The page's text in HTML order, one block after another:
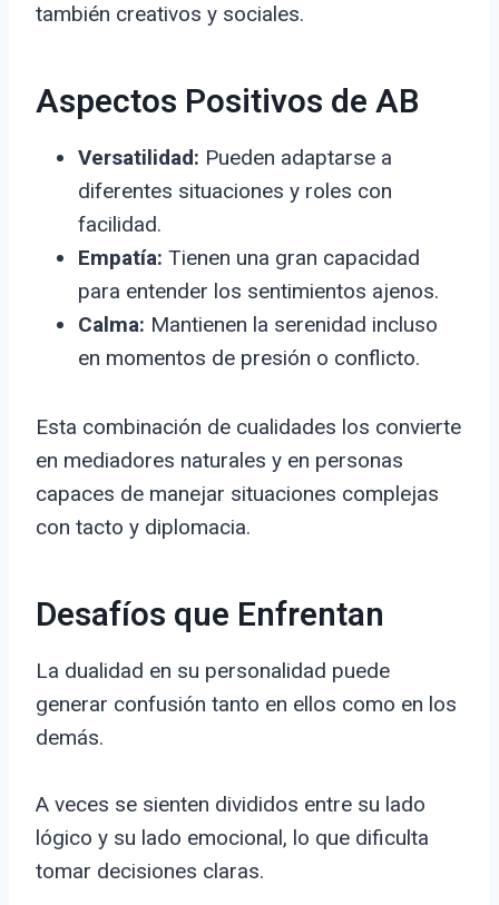
también creativos y sociales.
Aspectos Positivos de AB
Versatilidad: Pueden adaptarse a
diferentes situaciones y roles con
facilidad.
Empatía: Tienen una gran capacidad
para entender los sentimientos ajenos.
Calma: Mantienen la serenidad incluso
en momentos de presión o conflicto.
Esta combinación de cualidades los convierte
en mediadores naturales y en personas
capaces de manejar situaciones complejas
con tacto y diplomacia.
Desafíos que Enfrentan
La dualidad en su personalidad puede
generar confusión tanto en ellos como en los
demás.
A veces se sienten divididos entre su lado
lógico y su lado emocional, lo que dificulta
tomar decisiones claras.